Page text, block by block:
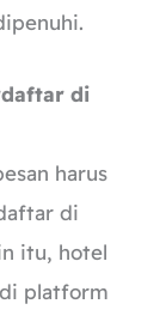
di
harus
di
itu, hotel
platform